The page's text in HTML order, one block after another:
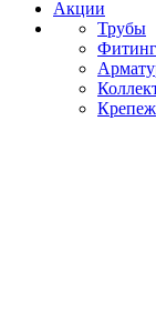
Акции
Трубы
Крепеж